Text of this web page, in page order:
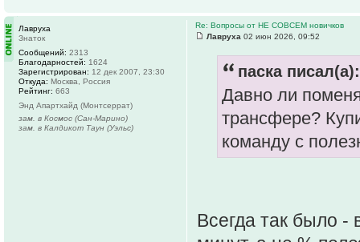
Re: Вопросы от НЕ СОВСЕМ новичков
Лавруха 02 июн 2026, 09:52
паска писал(а):
Давно ли
трансфере?
команду с
Всегда так было -
Лавруха
Знаток
Сообщений: 2313
Благодарностей: 1624
Зарегистрирован: 12 дек 2007, 23:30
Откуда: Москва, Россия
Рейтинг: 663
Энд Апартхайд (Монтсеррат)
зам. в Космос (Сан-Марино)
зам. в Калдикот Таун (Уэльс)